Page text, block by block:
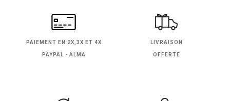
PAIEMENT EN 2X,3X ET 4X
PAYPAL - ALMA
LIVRAISON
OFFERTE